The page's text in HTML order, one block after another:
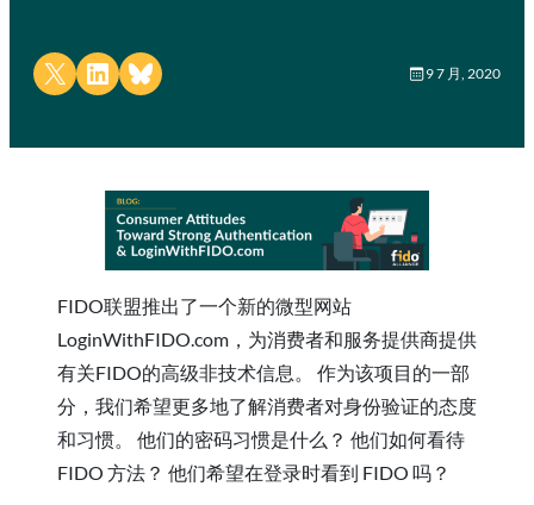
Share on X Share on LinkedIn
Share on Bluesky 9 7 月, 2020
FIDO联盟推出了一个新的微型网站
LoginWithFIDO.com，为消费者和服务提供商提供
有关FIDO的高级非技术信息。 作为该项目的一部
分，我们希望更多地了解消费者对身份验证的态度
和习惯。 他们的密码习惯是什么？ 他们如何看待
FIDO 方法？ 他们希望在登录时看到 FIDO 吗？